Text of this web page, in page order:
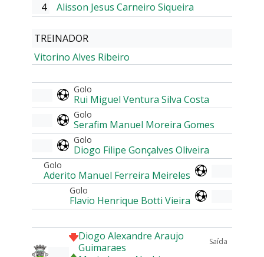
4
Alisson Jesus Carneiro Siqueira
TREINADOR
Vitorino Alves Ribeiro
Golo
Rui Miguel Ventura Silva Costa
Golo
Serafim Manuel Moreira Gomes
Golo
Diogo Filipe Gonçalves Oliveira
Golo
Aderito Manuel Ferreira Meireles
Golo
Flavio Henrique Botti Vieira
Saída
Diogo Alexandre Araujo
Guimaraes